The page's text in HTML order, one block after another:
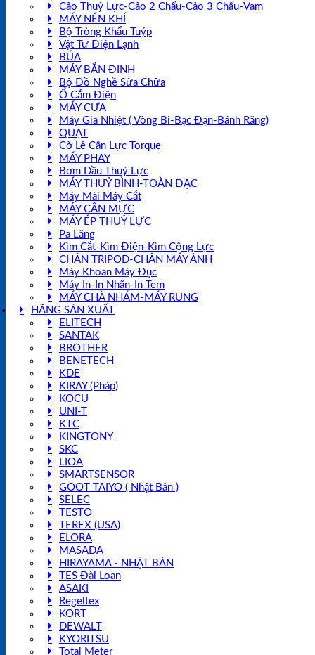
Cảo Thuỷ Lực-Cảo 2 Chấu-Cảo 3 Chấu-Vam
MÁY NÉN KHÍ
Bộ Tròng Khẩu Tuýp
Vật Tư Điện Lạnh
BÚA
MÁY BẮN ĐINH
Bộ Đồ Nghề Sửa Chữa
Ổ Cắm Điện
MÁY CƯA
Máy Gia Nhiệt ( Vòng Bi-Bạc Đạn-Bánh Răng)
QUẠT
Cờ Lê Cân Lực Torque
MÁY PHAY
Bơm Dầu Thuỷ Lực
MÁY THUỶ BÌNH-TOÀN ĐẠC
Máy Mài Máy Cắt
MÁY CÂN MỰC
MÁY ÉP THUỶ LỰC
Pa Lăng
Kìm Cắt-Kìm Điện-Kìm Cộng Lực
CHÂN TRIPOD-CHÂN MÁY ẢNH
Máy Khoan Máy Đục
Máy In-In Nhãn-In Tem
MÁY CHÀ NHÁM-MÁY RUNG
HÃNG SẢN XUẤT
ELITECH
SANTAK
BROTHER
BENETECH
KDE
KIRAY (Pháp)
KOCU
UNI-T
KTC
KINGTONY
SKC
LIOA
SMARTSENSOR
GOOT TAIYO ( Nhật Bản )
SELEC
TESTO
TEREX (USA)
ELORA
MASADA
HIRAYAMA - NHẬT BẢN
TES Đài Loan
ASAKI
Regeltex
KORT
DEWALT
KYORITSU
Total Meter